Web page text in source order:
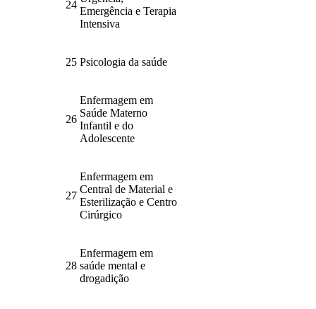
24
Emergência e Terapia
Intensiva
25 Psicologia da saúde
26
Enfermagem em
Saúde Materno
Infantil e do
Adolescente
27
Enfermagem em
Central de Material e
Esterilização e Centro
Cirúrgico
28
Enfermagem em
saúde mental e
drogadição